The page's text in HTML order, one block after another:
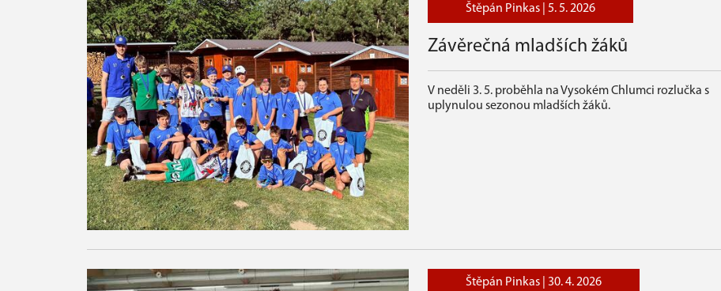
Štěpán Pinkas | 5. 5. 2026
Závěrečná mladších žáků
V neděli 3. 5. proběhla na Vysokém Chlumci rozlučka s
uplynulou sezonou mladších žáků.
Štěpán Pinkas | 30. 4. 2026